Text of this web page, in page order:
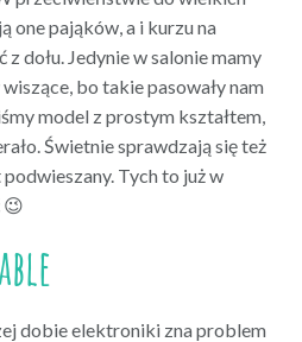
one pająków, a i kurzu na
dołu. Jedynie w salonie mamy
bo takie pasowały nam
model z prostym kształtem,
Świetnie sprawdzają się też
Tych to już w
😉
dobie elektroniki zna problem